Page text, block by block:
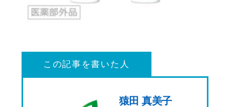
この記事を書いた人
猿田 真美子